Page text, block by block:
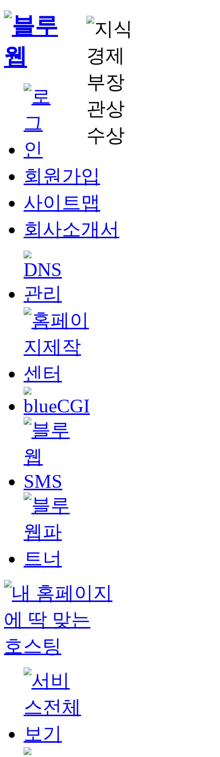
회원가입
사이트맵
회사소개서